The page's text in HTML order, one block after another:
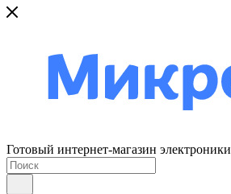
Готовый интернет-магазин электроники